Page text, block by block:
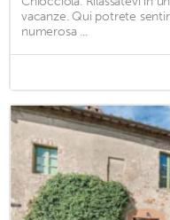
vacanze. Qui potrete
numerosa ...